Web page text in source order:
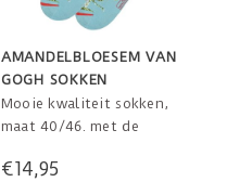
AMANDELBLOESEM VAN
GOGH SOKKEN
Mooie kwaliteit sokken,
maat 40/46. met de
waar het patroon in de
€14,95